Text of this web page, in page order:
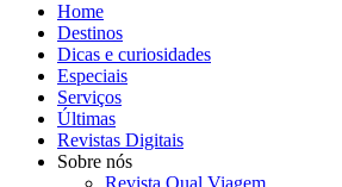
Home
Destinos
Dicas e curiosidades
Especiais
Serviços
Últimas
Revistas Digitais
Sobre nós
Revista Qual Viagem